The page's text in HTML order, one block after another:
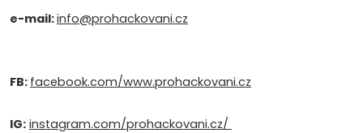
e-mail:info@prohackovani.cz
FB: facebook.com/www.prohackovani.cz
IG: instagram.com/prohackovani.cz/